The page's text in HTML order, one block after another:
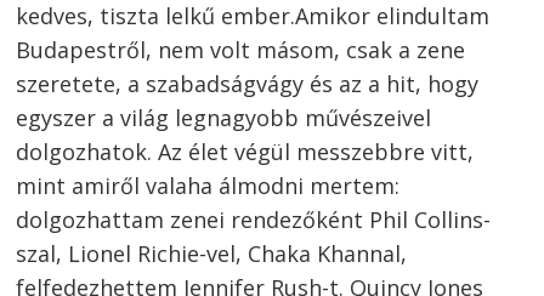
kedves, tiszta lelkű ember.Amikor elindultam
Budapestről, nem volt másom, csak a zene
szeretete, a szabadságvágy és az a hit, hogy
egyszer a világ legnagyobb művészeivel
dolgozhatok. Az élet végül messzebbre vitt,
mint amiről valaha álmodni mertem:
dolgozhattam zenei rendezőként Phil Collins-
szal, Lionel Richie-vel, Chaka Khannal,
felfedezhettem Jennifer Rush-t. Quincy Jones